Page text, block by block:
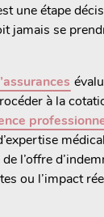
une étape
jamais se
à la
l’offre
ou l’impact